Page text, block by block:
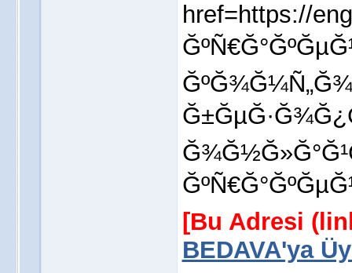
href=https://
[Bu Adresi
BEDAVA'ya